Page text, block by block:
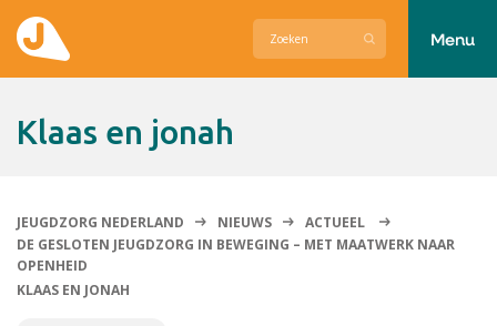
Hier zetten wij ons voor in
Contact
Menu
Klaas en jonah
JEUGDZORG NEDERLAND NIEUWS
ACTUEEL
DE GESLOTEN JEUGDZORG IN BEWEGING – MET MAATWERK NAAR
OPENHEID
KLAAS EN JONAH